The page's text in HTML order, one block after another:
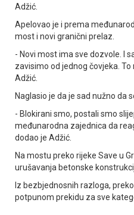
Adžić.
Apelovao je i prema
most i novi granični prelaz.
- Novi most ima sve dozvole. I
zavisimo od jednog čovjeka.
Adžić.
Naglasio je da je sad nužno da
- Blokirani smo, postali smo
međunarodna zajednica da
dodao je Adžić.
Na mostu preko rijeke Save u
urušavanja betonske
Iz bezbjednosnih razloga,
potpunom prekidu za sve